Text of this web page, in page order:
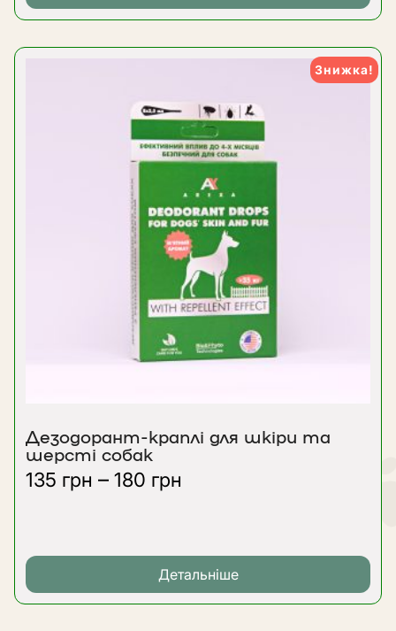
Знижка!
Дезодорант-краплі для шкіри та
шерсті собак
135 грн – 180 грн
до
180 грн
Детальніше